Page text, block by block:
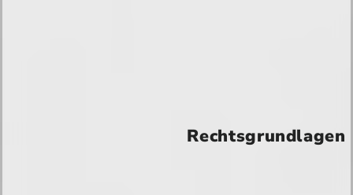
Rechtsgrundlagen